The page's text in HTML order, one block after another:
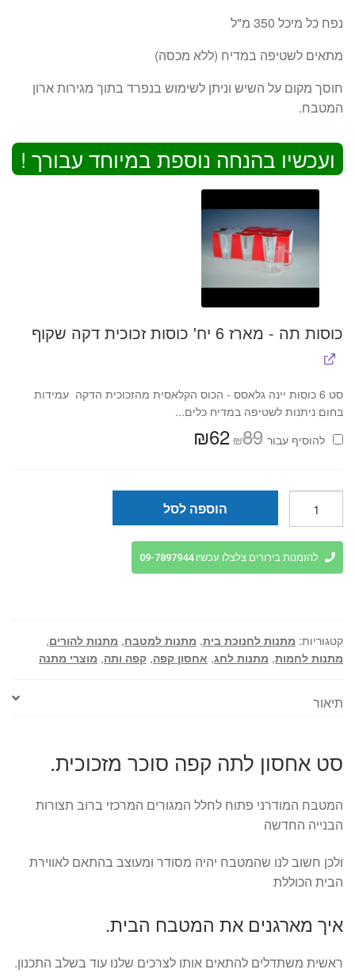
נפח כל מיכל 350 מ"ל
מתאים לשטיפה במדיח (ללא מכסה)
חוסך מקום על השיש וניתן לשימוש בנפרד בתוך מגירות ארון
המטבח.
ועכשיו בהנחה נוספת במיוחד עבורך !
כוסות תה - מארז 6 יח' כוסות זכוכית דקה שקוף
סט 6 כוסות יינה גלאסס - הכוס הקלאסית מהזכוכית הדקה עמידות
בחום ניתנות לשטיפה במדיח כלים...
להוסיף⁦⁩ עבור
₪89 המחיר
המקורי
₪62
סט
אחסון
לתה
מזכוכית.
הוספה לסל
להזמנות בירורים צלצלו עכשיו 09-7897944
קטגוריות: מתנות לחנוכת בית, מתנות למטבח, מתנות להורים,
מתנות לחמות, מתנות לחג, אחסון קפה, קפה ותה, מוצרי מתנה
תיאור
סט אחסון לתה קפה סוכר מזכוכית.
המטבח המודרני פתוח לחלל המגורים המרכזי ברוב תצורות
הבנייה החדשה
ולכן חשוב לנו שהמטבח יהיה מסודר ומעוצב בהתאם לאווירת
הבית הכוללת
איך מארגנים את המטבח הבית.
ראשית משתדלים להתאים אותו לצרכים שלנו עוד בשלב התכנון.